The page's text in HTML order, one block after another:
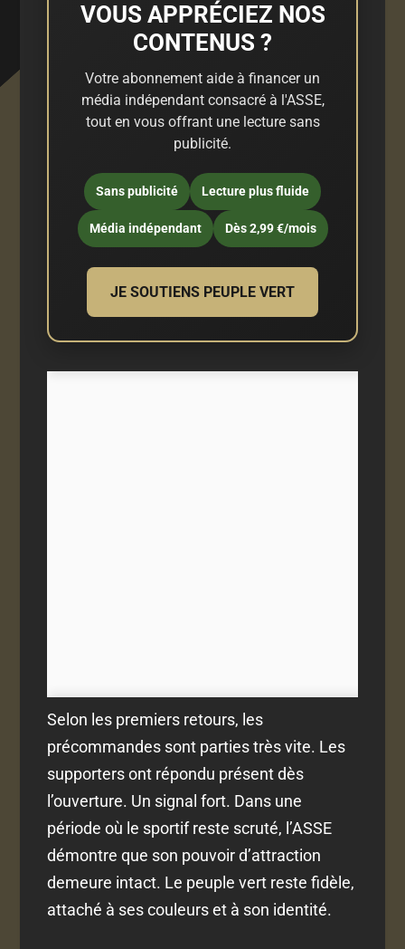
VOUS APPRÉCIEZ NOS
CONTENUS ?
Votre abonnement aide à financer un
média indépendant consacré à l'ASSE,
tout en vous offrant une lecture sans
publicité.
Sans publicité Lecture plus fluide
Média indépendant Dès 2,99 €/mois
JE SOUTIENS PEUPLE VERT
Selon les premiers retours, les
précommandes sont parties très vite. Les
supporters ont répondu présent dès
l’ouverture. Un signal fort. Dans une
période où le sportif reste scruté, l’ASSE
démontre que son pouvoir d’attraction
demeure intact. Le peuple vert reste fidèle,
attaché à ses couleurs et à son identité.